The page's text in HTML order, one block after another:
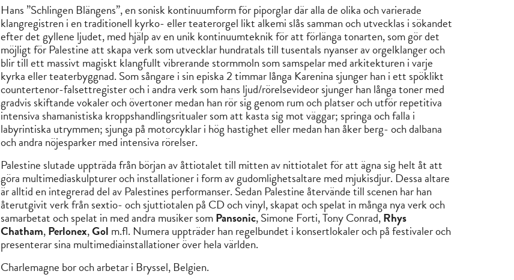
Hans ”Schlingen Blängens”, en sonisk kontinuumform för piporglar där alla de olika och varierade
klangregistren i en traditionell kyrko- eller teaterorgel likt alkemi slås samman och utvecklas i sökandet
efter det gyllene ljudet, med hjälp av en unik kontinuumteknik för att förlänga tonarten, som gör det
möjligt för Palestine att skapa verk som utvecklar hundratals till tusentals nyanser av orgelklanger och
blir till ett massivt magiskt klangfullt vibrerande stormmoln som samspelar med arkitekturen i varje
kyrka eller teaterbyggnad. Som sångare i sin episka 2 timmar långa Karenina sjunger han i ett spöklikt
countertenor-falsettregister och i andra verk som hans ljud/rörelsevideor sjunger han långa toner med
gradvis skiftande vokaler och övertoner medan han rör sig genom rum och platser och utför repetitiva
intensiva shamanistiska kroppshandlingsritualer som att kasta sig mot väggar; springa och falla i
labyrintiska utrymmen; sjunga på motorcyklar i hög hastighet eller medan han åker berg- och dalbana
och andra nöjesparker med intensiva rörelser.
Palestine slutade uppträda från början av åttiotalet till mitten av nittiotalet för att ägna sig helt åt att
göra multimediaskulpturer och installationer i form av gudomlighetsaltare med mjukisdjur. Dessa altare
är alltid en integrerad del av Palestines performanser. Sedan Palestine återvände till scenen har han
återutgivit verk från sextio- och sjuttiotalen på CD och vinyl, skapat och spelat in många nya verk och
samarbetat och spelat in med andra musiker somPansonic, Simone Forti, Tony Conrad,Rhys
Chatham,Perlonex,Gol m.fl. Numera uppträder han regelbundet i konsertlokaler och på festivaler och
presenterar sina multimediainstallationer över hela världen.
Charlemagne bor och arbetar i Bryssel, Belgien.